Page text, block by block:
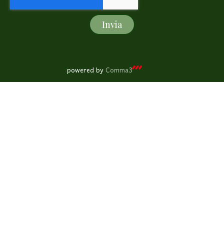
Invia
powered byComma3